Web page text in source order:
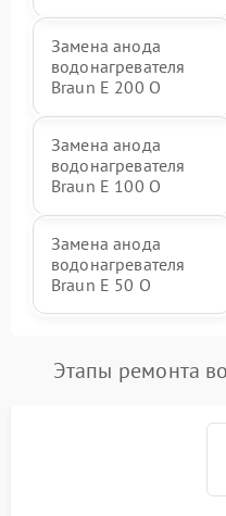
Замена анода
водонагревателя
Braun E 200 O
Замена анода
водонагревателя
Braun E 100 O
Замена анода
водонагревателя
Braun E 50 O
Этапы ремонта